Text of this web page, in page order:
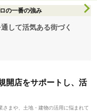
の一番の強み
して活気ある街づく
開店をサポートし、活
まや、土地・建物の活用に悩まれて